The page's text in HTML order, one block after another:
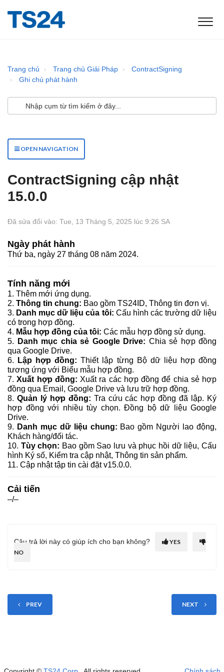
Trang chủ Trang chủ Giải Pháp
ContractSigning
Ghi chú phát hành
OPEN NAVIGATION
ContractSigning cập nhật
15.0.0
Đã sửa đổi vào: Tue, 13 Tháng 5, 2025 lúc 9:26 SA
Ngày phát hành
Thứ ba, ngày 27 tháng 08 năm 2024.
Tính năng mới
1. Thêm mới ứng dụng.
2. Thông tin chung: Bao gồm TS24ID, Thông tin đơn vị.
3. Danh mục dữ liệu của tôi: Cấu hình các trường dữ liệu
có trong hợp đồng.
4. Mẫu hợp đồng của tôi: Các mẫu hợp đồng sử dụng.
5.
Danh mục chia sẻ Google Drive: Chia sẻ hợp đồng
qua Google Drive.
6.
Lập hợp đồng: Thiết lập từng Bộ dữ liệu hợp đồng
tương ứng với Biểu mẫu hợp đồng.
7.Xuất hợp đồng: Xuất ra các hợp đồng để chia sẻ hợp
đồng qua Email, Google Drive và lưu trữ hợp đồng.
8. Quản lý hợp đồng: Tra cứu các hợp đồng đã lập. Ký
hợp đồng với nhiều tùy chọn. Đồng bộ dữ liệu Google
Drive.
9. Danh mục dữ liệu chung: Bao gồm Người lao động,
Khách hàng/đối tác.
10. Tùy chọn: Bao gồm Sao lưu và phục hồi dữ liệu, Cấu
hình Ký số, Kiểm tra cập nhật, Thông tin sản phẩm.
11. Cập nhật tập tin cài đặt v15.0.0.
Cải tiến
–/–
Câu trả lời này có giúp ích cho bạn không?
YES
NO
PREV NEXT